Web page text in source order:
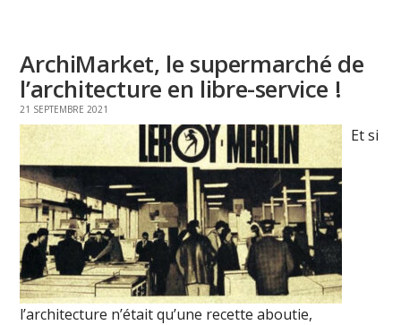
ArchiMarket, le supermarché de
l’architecture en libre-service !
21 SEPTEMBRE 2021
Et si
l’architecture n’était qu’une recette aboutie,